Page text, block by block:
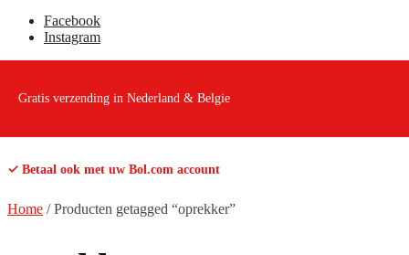
Facebook
Instagram
Gratis verzending in Nederland & Belgie
✓ Betaal ook met uw Bol.com account
Home /Producten getagged “oprekker”